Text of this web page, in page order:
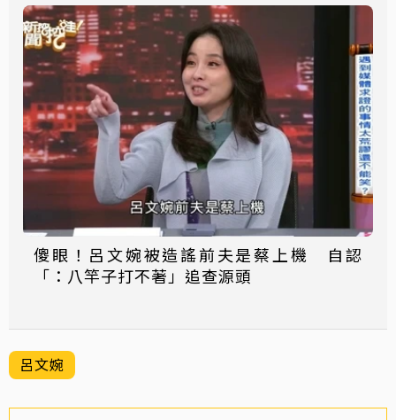
傻眼！呂文婉被造謠前夫是蔡上機 自認
「：八竿子打不著」追查源頭
呂文婉